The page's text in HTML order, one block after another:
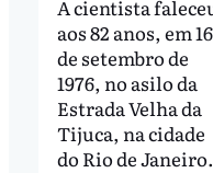
A cientista
aos 82 anos, em 16
de setembro de
1976, no asilo da
Estrada Velha da
Tijuca, na cidade
do Rio de Janeiro.